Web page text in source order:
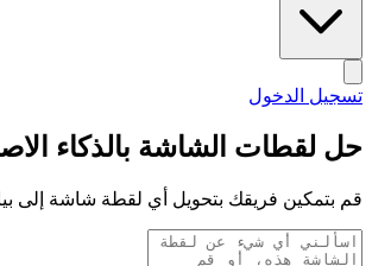
تسجيل الدخول
حل لقطات الشاشة بالذكاء
قم بتمكين فريقك بتحويل أي لقطة شاشة إلى